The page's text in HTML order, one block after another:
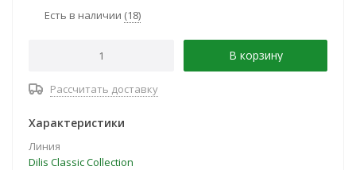
розовый цикламен, придавая аромату мягкость и
Есть в наличии (18)
В корзину
Рассчитать доставку
Характеристики
Линия
Dilis Classic Collection